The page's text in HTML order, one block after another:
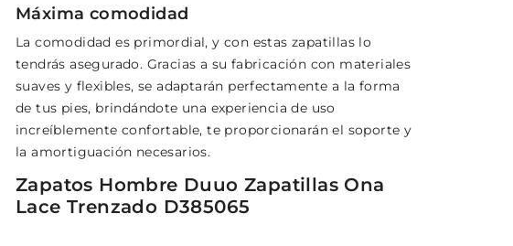
Máxima comodidad
La comodidad es primordial, y con estas zapatillas lo
tendrás asegurado. Gracias a su fabricación con materiales
suaves y flexibles, se adaptarán perfectamente a la forma
de tus pies, brindándote una experiencia de uso
increíblemente confortable, te proporcionarán el soporte y
la amortiguación necesarios.
Zapatos Hombre Duuo Zapatillas Ona
Lace Trenzado D385065